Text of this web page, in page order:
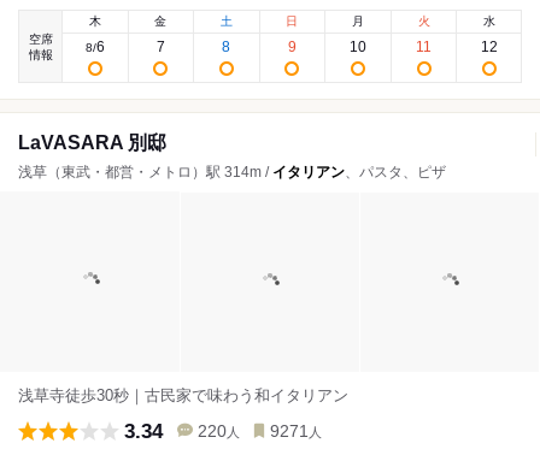
空席
情報
木
8/6
金
7
土
8
日
9
月
10
火
11
水
12
LaVASARA 別邸
浅草（東武・都営・メトロ）駅 314m / イタリアン、パスタ、ピザ
浅草寺徒歩30秒｜古民家で味わう和イタリアン
3.34 220 人 9271 人